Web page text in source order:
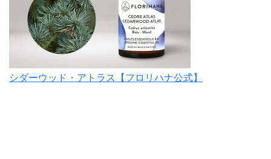
シダーウッド・アトラス【フロリハナ公式】